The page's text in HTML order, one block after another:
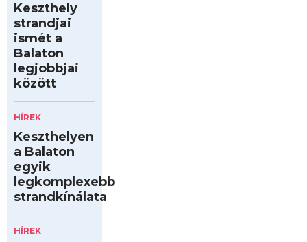
Keszthely
strandjai
ismét a
Balaton
legjobbjai
között
HÍREK
Keszthelyen
a Balaton
egyik
legkomplexebb
strandkínálata
HÍREK